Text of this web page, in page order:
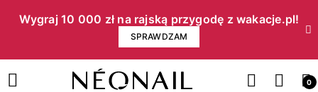
Wygraj 10 000 zł na rajską przygodę z wakacje.pl!​
SPRAWDZAM
0